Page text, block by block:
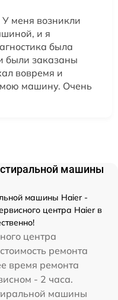
меня возникли
и я
была
были заказаны
вовремя и
машину. Очень
машины
машины Haier -
центра Haier в
центра
ремонта
время ремонта
- 2 часа.
машины